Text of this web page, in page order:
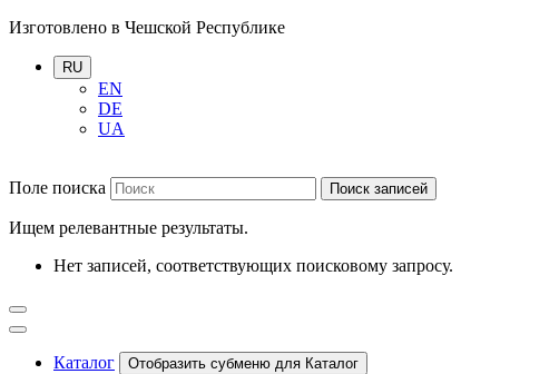
Изготовлено в Чешской Республике
RU
EN
DE
UA
Поле поиска Поиск записей
Ищем релевантные результаты.
Нет записей, соответствующих поисковому запросу.
Каталог Отобразить субменю для Каталог